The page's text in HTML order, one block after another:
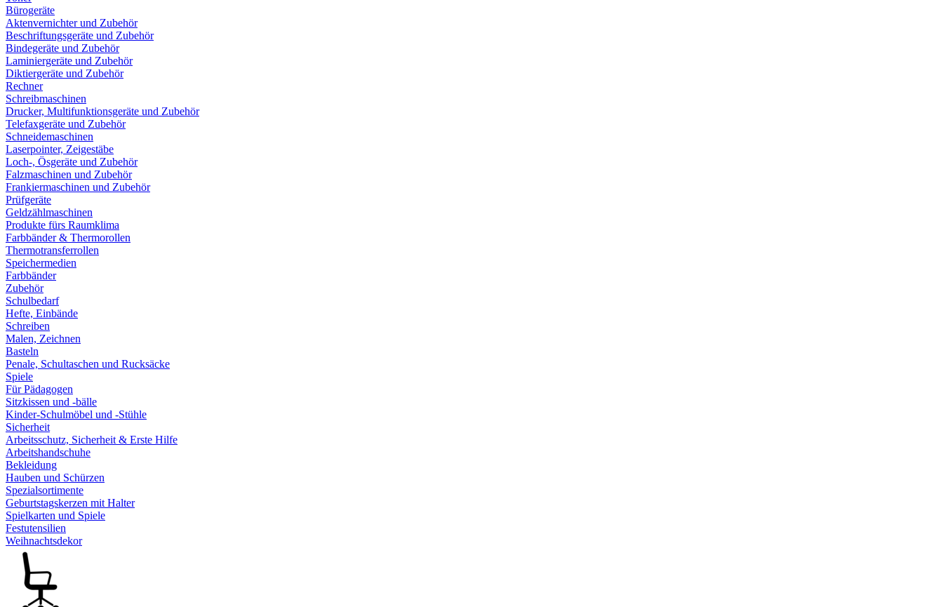
Bürogeräte
Aktenvernichter und Zubehör
Beschriftungsgeräte und Zubehör
Bindegeräte und Zubehör
Laminiergeräte und Zubehör
Diktiergeräte und Zubehör
Rechner
Schreibmaschinen
Drucker, Multifunktionsgeräte und Zubehör
Telefaxgeräte und Zubehör
Schneidemaschinen
Laserpointer, Zeigestäbe
Loch-, Ösgeräte und Zubehör
Falzmaschinen und Zubehör
Frankiermaschinen und Zubehör
Prüfgeräte
Geldzählmaschinen
Produkte fürs Raumklima
Farbbänder & Thermorollen
Thermotransferrollen
Speichermedien
Farbbänder
Zubehör
Schulbedarf
Hefte, Einbände
Schreiben
Malen, Zeichnen
Basteln
Penale, Schultaschen und Rucksäcke
Spiele
Für Pädagogen
Sitzkissen und -bälle
Kinder-Schulmöbel und -Stühle
Sicherheit
Arbeitsschutz, Sicherheit & Erste Hilfe
Arbeitshandschuhe
Bekleidung
Hauben und Schürzen
Spezialsortimente
Geburtstagskerzen mit Halter
Spielkarten und Spiele
Festutensilien
Weihnachtsdekor